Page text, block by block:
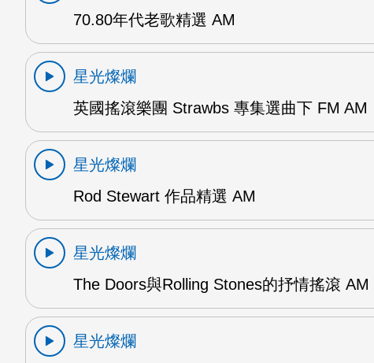
70.80年代老歌精選 AM
星光燦爛
英國搖滾樂團 Strawbs 專集選曲下 FM AM
星光燦爛
Rod Stewart 作品精選 AM
星光燦爛
The Doors與Rolling Stones的抒情搖滾 AM
星光燦爛